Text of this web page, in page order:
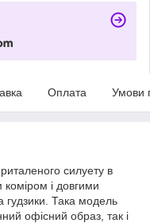
Оплата Умови
силуету в
коміром і довгими
гудзики. Така модель
офісний образ, так і